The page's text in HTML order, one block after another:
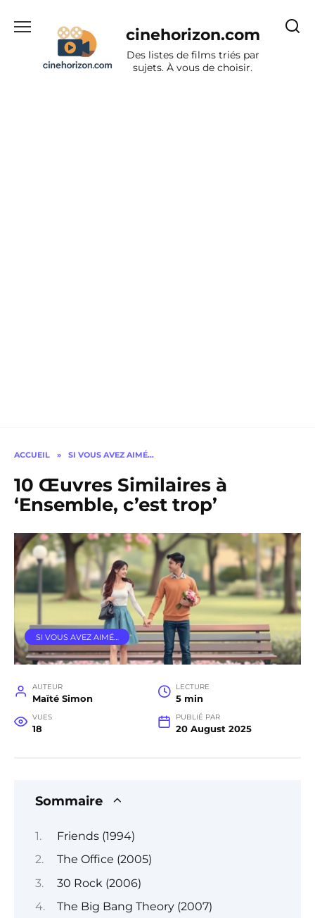
cinehorizon.com
Des listes de films triés par
sujets. À vous de choisir.
ACCUEIL » SI VOUS AVEZ AIMÉ…
10 Œuvres Similaires à
‘Ensemble, c’est trop’
SI VOUS AVEZ AIMÉ…
AUTEUR
Maïté Simon
LECTURE
5 min
VUES
18
PUBLIÉ PAR
20 August 2025
Sommaire
Friends (1994)
The Office (2005)
30 Rock (2006)
The Big Bang Theory (2007)